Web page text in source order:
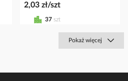
2,03 zł/szt
37 szt
Pokaż więcej